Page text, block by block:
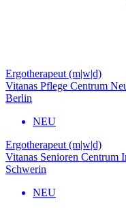
Ergotherapeut (m|w|d)
Vitanas Pflege Centrum
Berlin
NEU
Ergotherapeut (m|w|d)
Vitanas Senioren Centrum
Schwerin
NEU